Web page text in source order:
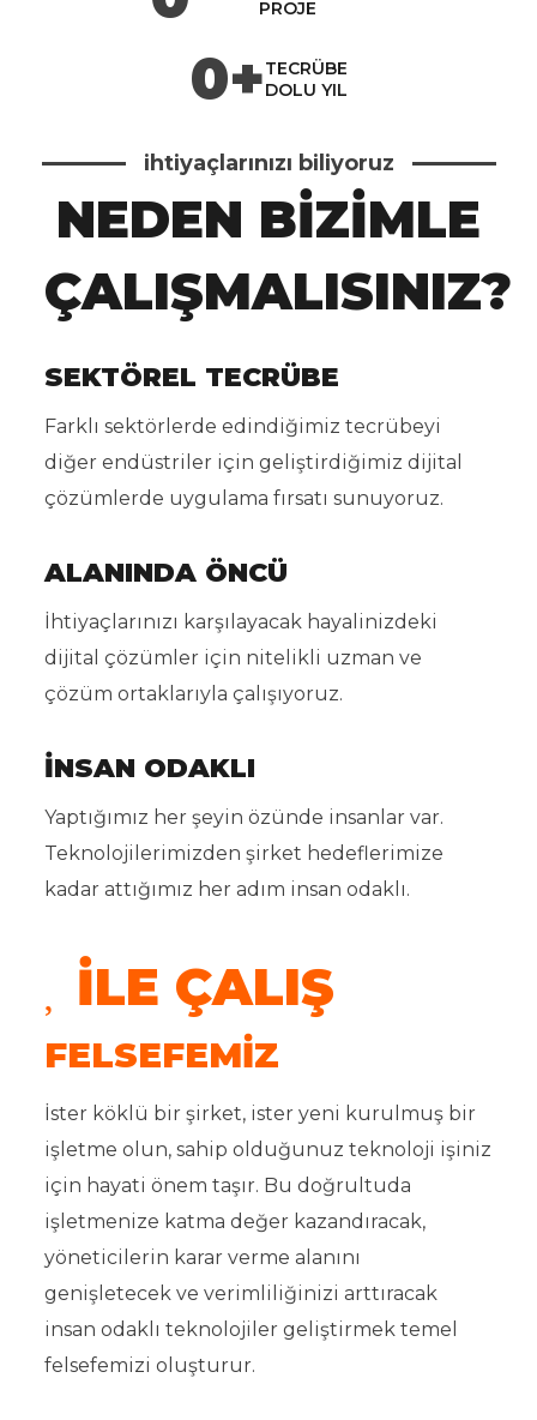
PROJE
0+TECRÜBE
DOLU YIL
ihtiyaçlarınızı biliyoruz
NEDEN BİZİMLE
ÇALIŞMALISINIZ?
SEKTÖREL TECRÜBE
Farklı sektörlerde edindiğimiz tecrübeyi
diğer endüstriler için geliştirdiğimiz dijital
çözümlerde uygulama fırsatı sunuyoruz.
ALANINDA ÖNCÜ
İhtiyaçlarınızı karşılayacak hayalinizdeki
dijital çözümler için nitelikli uzman ve
çözüm ortaklarıyla çalışıyoruz.
İNSAN ODAKLI
Yaptığımız her şeyin özünde insanlar var.
Teknolojilerimizden şirket hedeflerimize
kadar attığımız her adım insan odaklı.
İLE ÇALIŞ
FELSEFEMİZ
İster köklü bir şirket, ister yeni kurulmuş bir
işletme olun, sahip olduğunuz teknoloji işiniz
için hayati önem taşır. Bu doğrultuda
işletmenize katma değer kazandıracak,
yöneticilerin karar verme alanını
genişletecek ve verimliliğinizi arttıracak
insan odaklı teknolojiler geliştirmek temel
felsefemizi oluşturur.